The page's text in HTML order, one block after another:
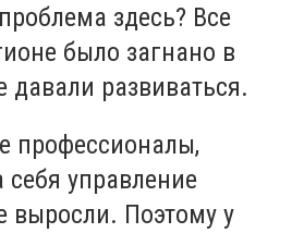
здесь? Все
было загнано в
давали развиваться.
профессионалы,
себя управление
выросли. Поэтому у